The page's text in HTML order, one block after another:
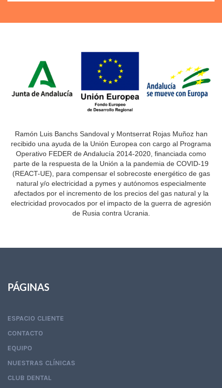
Ramón Luis Banchs Sandoval y Montserrat Rojas Muñoz han
recibido una ayuda de la Unión Europea con cargo al Programa
Operativo FEDER de Andalucía 2014-2020, financiada como
parte de la respuesta de la Unión a la pandemia de COVID-19
(REACT-UE), para compensar el sobrecoste energético de gas
natural y/o electricidad a pymes y autónomos especialmente
afectados por el incremento de los precios del gas natural y la
electricidad provocados por el impacto de la guerra de agresión
de Rusia contra Ucrania.
PÁGINAS
ESPACIO CLIENTE
CONTACTO
EQUIPO
NUESTRAS CLÍNICAS
CLUB DENTAL